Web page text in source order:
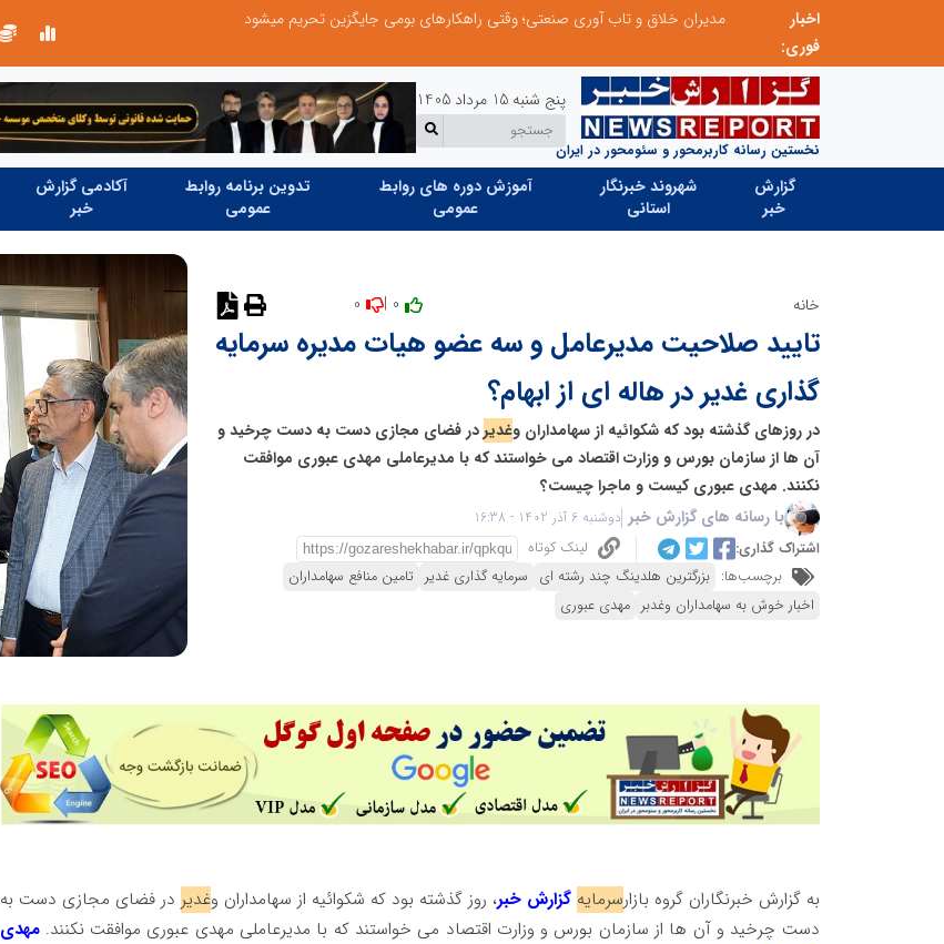
اخبار
فوری:
مدیران خلاق و تاب آوری صنعتی؛ وقتی راهکارهای بومی جایگزین تحریم میشود
نخستین رسانه کاربرمحور و سئومحور در ایران
پنج شنبه 15 مرداد 1405
گزارش
خبر
شهروند خبرنگار
استانی
آموزش دوره های روابط
عمومی
تدوین برنامه روابط
عمومی
آکادمی گزارش
خبر
خانه
تایید صلاحیت مدیرعامل و سه عضو هیات مدیره سرمایه
گذاری غدیر در هاله ای از ابهام؟
در روزهای گذشته بود که شکوائیه از سهامداران وغدیردر فضای مجازی دست به دست چرخید و
آن ها از سازمان بورس و وزارت اقتصاد می خواستند که با مدیرعاملی مهدی عبوری موافقت
نکنند. مهدی عبوری کیست و ماجرا چیست؟
با رسانه های گزارش خبر دوشنبه 6 آذر 1402 - 16:38
اشتراک گذاری:
لینک کوتاه
برچسب‌ها: بزرگترین هلدینگ چند رشته ای سرمایه گذاری غدیر تامین منافع سهامداران
اخبار خوش به سهامداران وغدبر مهدی عبوری
به گزارش خبرنگاران گروه بازارسرمایه گزارش خبر، روز گذشته بود که شکوائیه از سهامداران وغدیر در فضای مجازی دست به
دست چرخید و آن ها از سازمان بورس و وزارت اقتصاد می خواستند که با مدیرعاملی مهدی عبوری موافقت نکنند. مهدی